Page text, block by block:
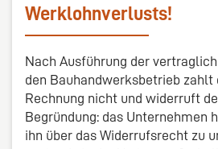
Werklohnverlusts!
Nach Ausführung der
den Bauhandwerksbetrieb zahlt
Rechnung nicht und widerruft
Begründung: das Unternehmen
ihn über das Widerrufsrecht zu